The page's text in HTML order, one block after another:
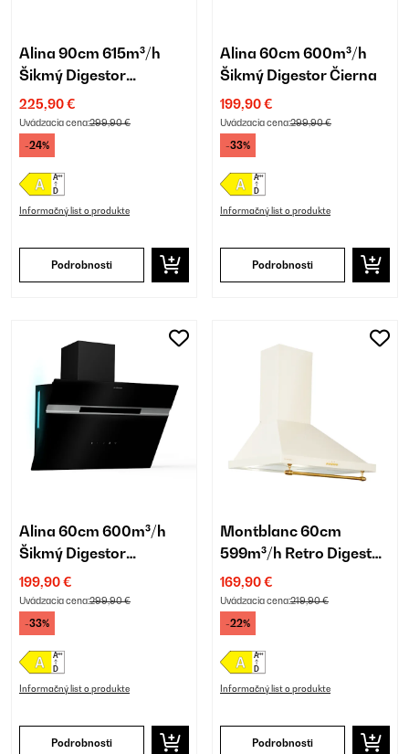
Alina 90cm 615m³/h
Šikmý Digestor
Čierna/Strieborná
225,90 €
Uvádzacia cena:299,90 €
-24%
Informačný list o produkte
Podrobnosti
Alina 60cm 600m³/h
Šikmý Digestor Čierna
199,90 €
Uvádzacia cena:299,90 €
-33%
Informačný list o produkte
Podrobnosti
Alina 60cm 600m³/h
Šikmý Digestor
Čierna/Strieborná
199,90 €
Uvádzacia cena:299,90 €
-33%
Informačný list o produkte
Podrobnosti
Montblanc 60cm
599m³/h Retro Digestor
Krémová
169,90 €
Uvádzacia cena:219,90 €
-22%
Informačný list o produkte
Podrobnosti